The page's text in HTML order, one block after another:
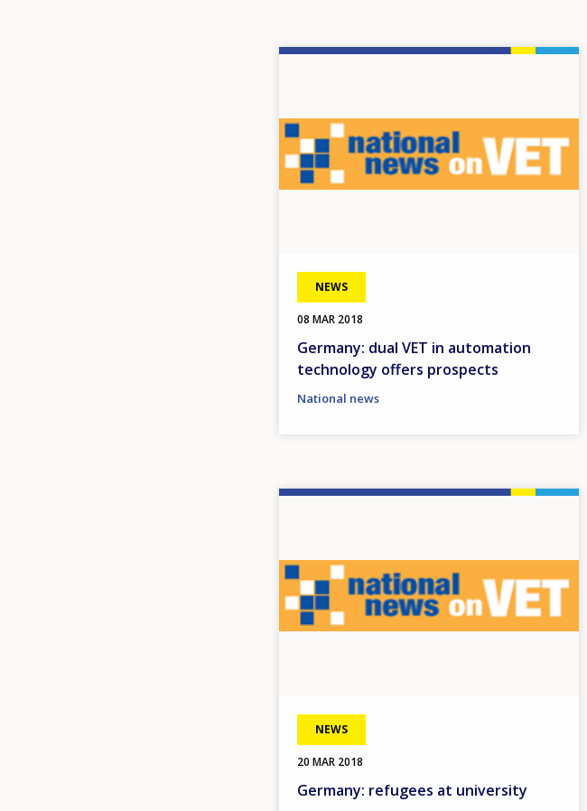
NEWS
08 MAR 2018
Germany: dual VET in automation
technology offers prospects
National news
NEWS
20 MAR 2018
Germany: refugees at university